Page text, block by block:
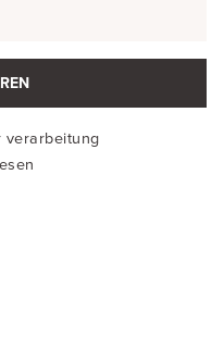
verarbeitung